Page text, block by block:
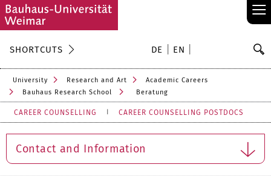
≡
SHORTCUTS DE EN
University Research and Art
Academic Careers
Bauhaus Research School
Beratung
CAREER COUNSELLING CAREER COUNSELLING POSTDOCS
Contact and Information